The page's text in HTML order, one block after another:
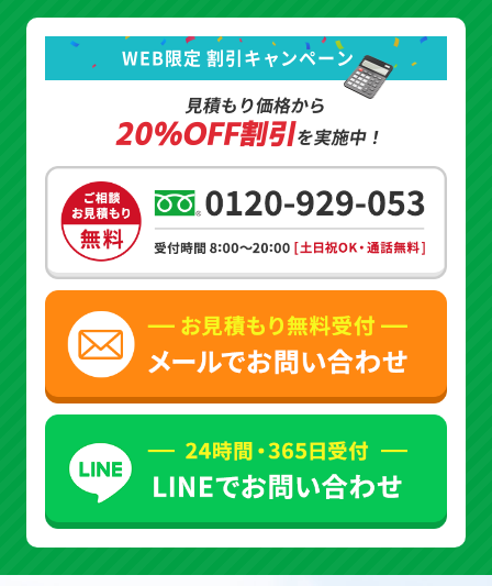
WEB限定 割引キャンペーン
見積もり価格から
20%OFF割引を実施中！